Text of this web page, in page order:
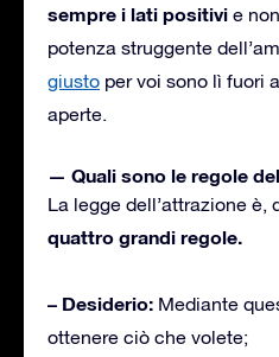
sempre i lati positivi e
potenza struggente
giusto per voi sono lì fuori
aperte.
— Quali sono le regole
La legge dell’attrazione è,
quattro grandi regole.
– Desiderio: Mediante
ottenere ciò che volete;